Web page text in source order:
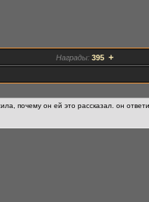
Награды: 395 +
почему он ей это рассказал. он